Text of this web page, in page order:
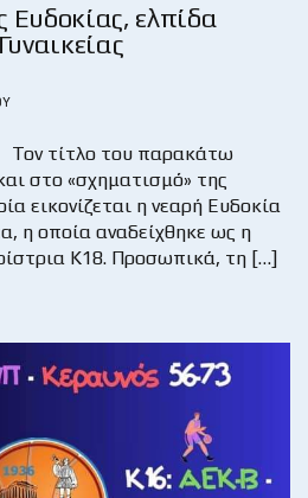
Ευδοκίας, ελπίδα
Τον τίτλο του παρακάτω
στο «σχηματισμό» της
εικονίζεται η νεαρή Ευδοκία
η οποία αναδείχθηκε ως η
Κ18. Προσωπικά, τη […]